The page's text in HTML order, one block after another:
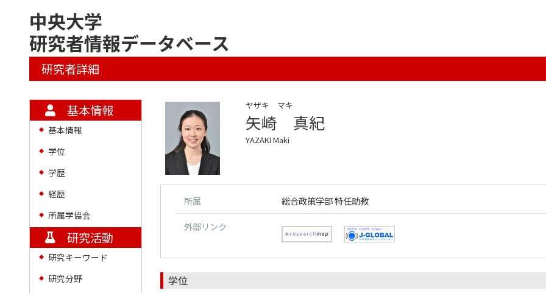
中央大学
研究者情報データベース
研究者詳細
基本情報
◆ 基本情報
◆ 学位
◆ 学歴
◆ 経歴
◆ 所属学協会
研究活動
◆ 研究キーワード
◆ 研究分野
ヤザキ マキ
矢崎 真紀
YAZAKI Maki
所属
総合政策学部 特任助教
外部リンク
学位